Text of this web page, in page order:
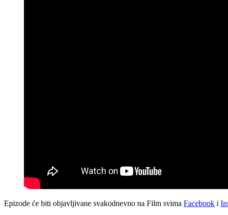
Epizode će biti objavljivane svakodnevno na Film svima Facebook i